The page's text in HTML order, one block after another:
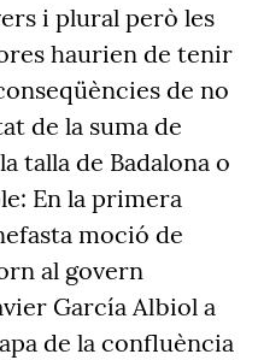
i plural però les
haurien de tenir
de no
de la suma de
talla de Badalona o
En la primera
moció de
al govern
García Albiol a
de la confluència